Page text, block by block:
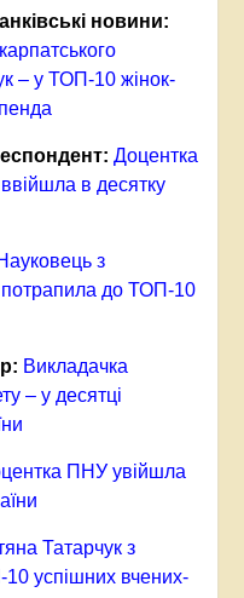
новини:
– у ТОП-10 жінок-
Доцентка
в десятку
з
потрапила до ТОП-10
Викладачка
– у десятці
ПНУ увійшла
Татарчук з
успішних вчених-